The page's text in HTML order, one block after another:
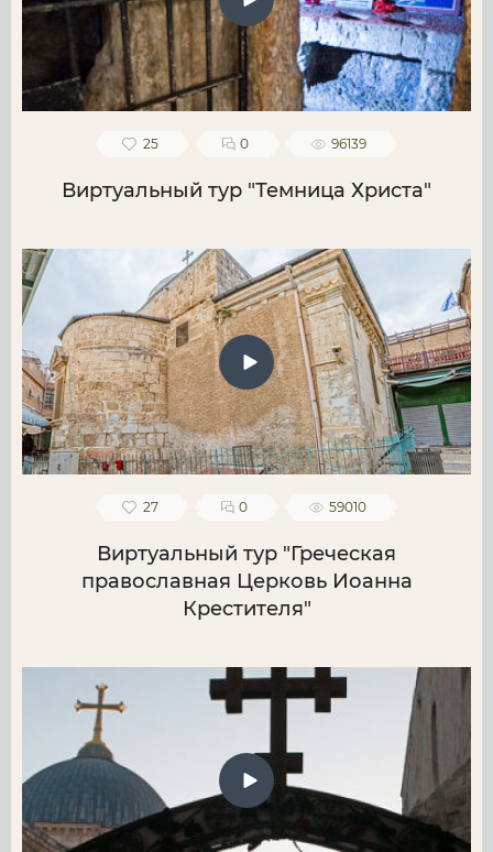
25 0 96139
Виртуальный тур "Темница Христа"
27 0 59010
Виртуальный тур "Греческая
православная Церковь Иоанна
Крестителя"